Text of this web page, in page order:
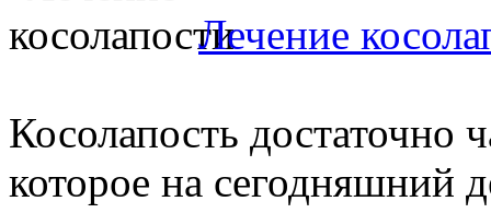
Лечение
Косолапость достаточно
которое на сегодняшний